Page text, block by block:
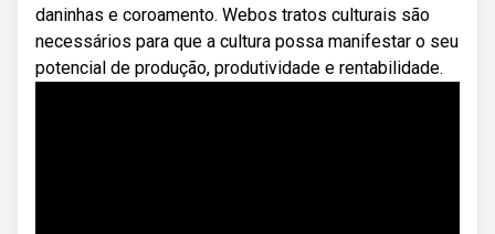
daninhas e coroamento. Webos tratos culturais são
necessários para que a cultura possa manifestar o seu
potencial de produção, produtividade e rentabilidade.